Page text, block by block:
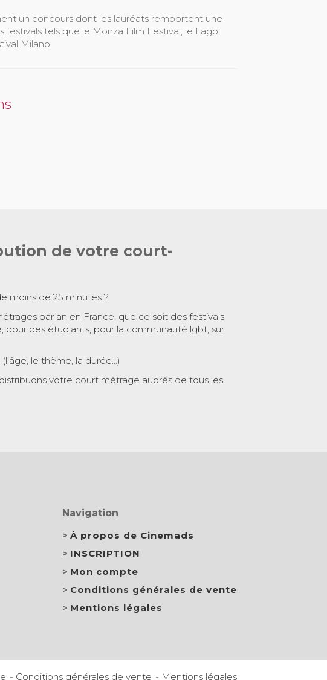
un concours dont les lauréats remportent une
tels que le Monza Film Festival, le Lago
Milano.
de votre court-
moins de 25 minutes ?
par an en France, que ce soit des festivals
pour des étudiants, pour la communauté lgbt, sur
le thème, la durée…)
votre court métrage auprès de tous les
Navigation
À propos de Cinemads
INSCRIPTION
Mon compte
Conditions générales de vente
Mentions légales
Conditions générales de vente Mentions légales